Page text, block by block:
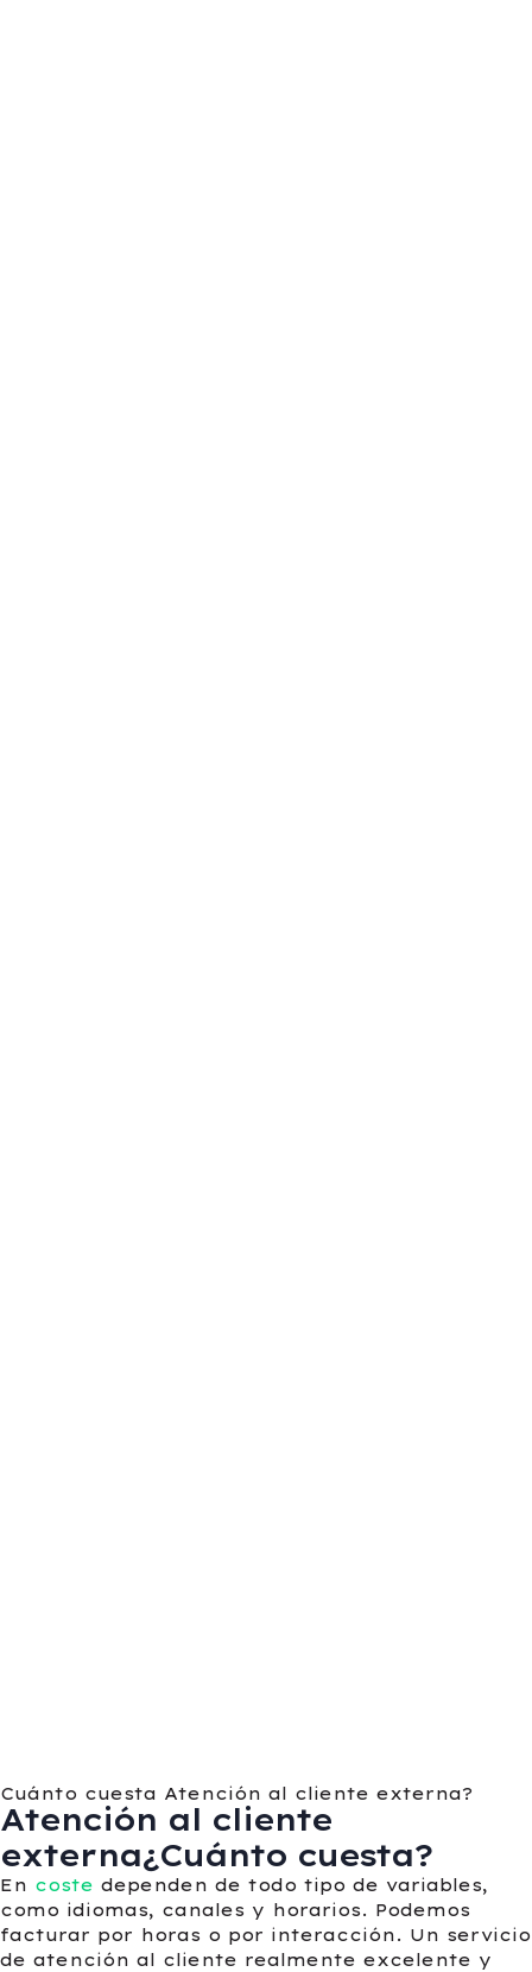
Cuánto cuesta Atención al cliente externa?
Atención al cliente
externa¿Cuánto cuesta?
En coste dependen de todo tipo de variables,
como idiomas, canales y horarios. Podemos
facturar por horas o por interacción. Un servicio
de atención al cliente realmente excelente y